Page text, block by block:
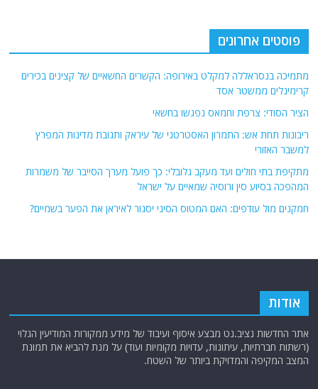
פוסטים אחרונים
מתמיכה בנסראללה למקלט באירופה: הקשרים החשאיים של קצינים בכירים
קרימינלים ממשטר אסד
הציר הסודי: צרפת וחמאס נפגשו בחשאי
ריבונות תחת אש: התמרון האסטרטגי של עיראק ותגובת מדינות המפרץ
למשבר האזורי
מתקיפת בתי חולים ועד מעקב גלובלי: כך פועל מערך הסייבר של משמרות
המהפכה בסיוע סין ורוסיה שמאיים על ישראל
חמקנים מול עודפים: האם המטוס הסיני יסגור לאיראן את הפער בשמיים?
אודות
אתר החדשות נציב.נט מבצע איסוף ועיבוד של מידע ממקורות המודיעין הגלוי
(רשתות חברתיות, עיתונות, עדויות מקומיות ועוד) על מנת להביא את תמונת
המצב המקיפה והמדויקת ביותר של השטח.